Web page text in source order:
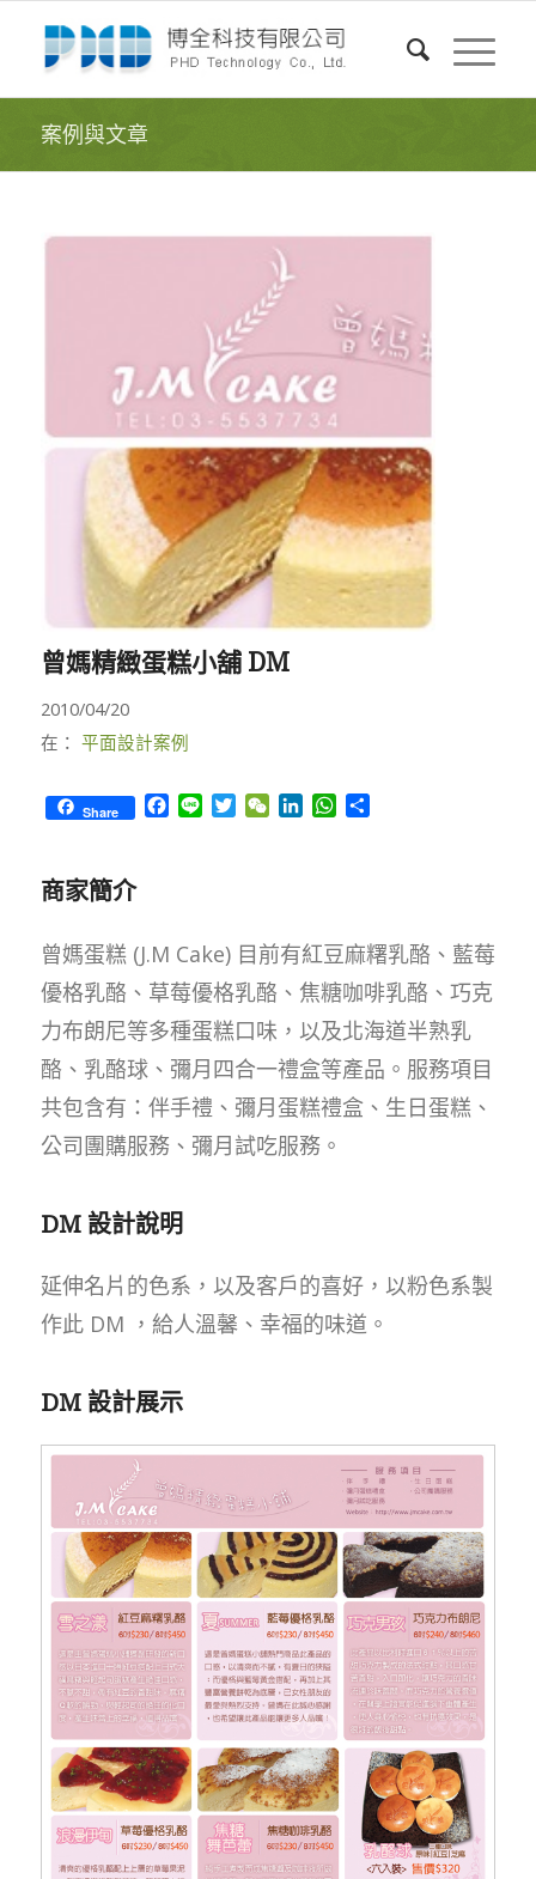
案例與文章
曾媽精緻蛋糕小舖 DM
2010/04/20
在： 平面設計案例
Share Facebook
LineTwitterWeChatLinkedInWhatsApp
Share
商家簡介
曾媽蛋糕 (J.M Cake) 目前有紅豆麻糬乳酪、藍莓
優格乳酪、草莓優格乳酪、焦糖咖啡乳酪、巧克
力布朗尼等多種蛋糕口味，以及北海道半熟乳
酪、乳酪球、彌月四合一禮盒等產品。服務項目
共包含有：伴手禮、彌月蛋糕禮盒、生日蛋糕、
公司團購服務、彌月試吃服務。
DM 設計說明
延伸名片的色系，以及客戶的喜好，以粉色系製
作此 DM ，給人溫馨、幸福的味道。
DM 設計展示